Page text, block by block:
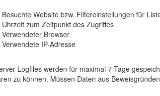
Besuchte Website bzw. Filtereinstellungen für
Uhrzeit zum Zeitpunkt des Zugriffes
Verwendeter Browser
Verwendete IP-Adresse
Logfiles werden für maximal 7 Tage
zu können. Müssen Daten aus